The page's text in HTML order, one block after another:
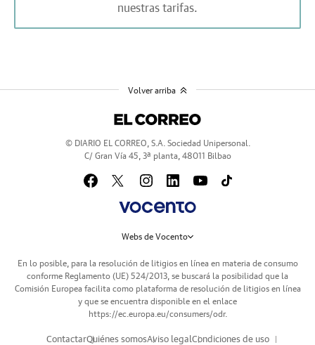
nuestras tarifas.
© DIARIO EL CORREO, S.A. Sociedad Unipersonal.
C/ Gran Vía 45, 3ª planta, 48011 Bilbao
Webs de Vocento
En lo posible, para la resolución de litigios en línea en materia de consumo
conforme Reglamento (UE) 524/2013, se buscará la posibilidad que la
Comisión Europea facilita como plataforma de resolución de litigios en línea
y que se encuentra disponible en el enlace
https://ec.europa.eu/consumers/odr.
ContactarQuiénes somosAviso legal Condiciones de uso
Volver arriba